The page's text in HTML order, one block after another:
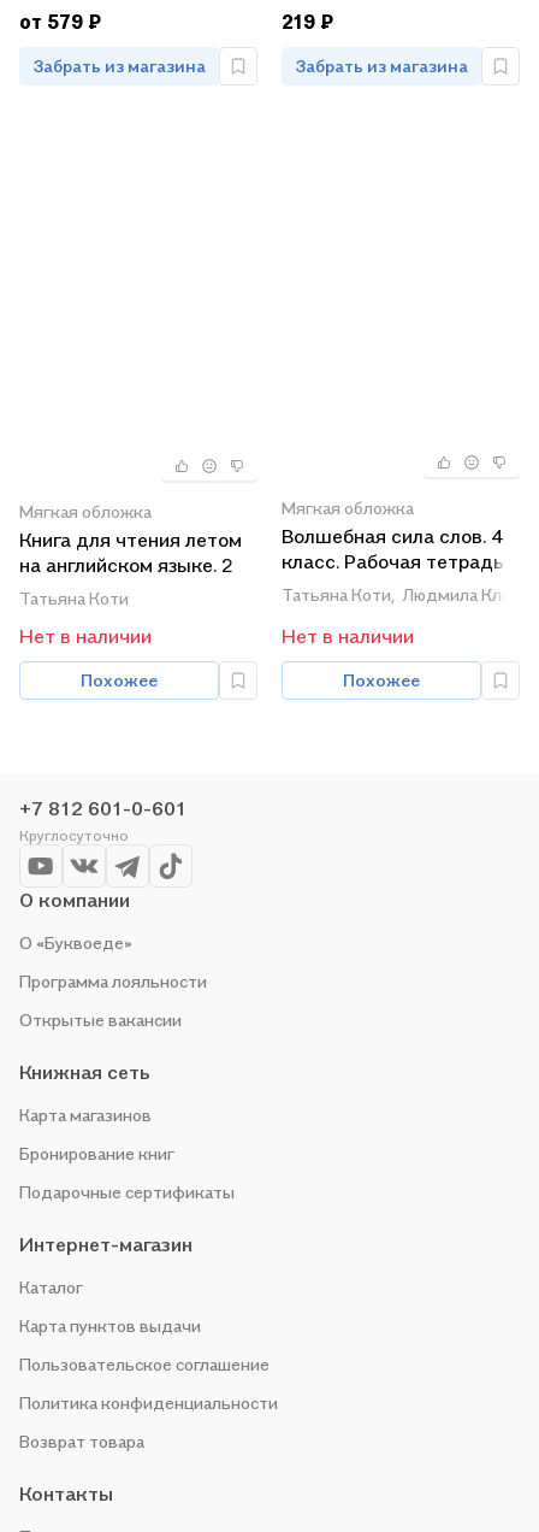
от 579 ₽
Забрать из магазина
219 ₽
Забрать из магазина
Мягкая обложка
Книга для чтения летом
на английском языке. 2
класс. Учебное пособие
общеобразовательных
организаций и школ с
углубленным изучением
Татьяна Коти
Нет в наличии
Похожее
Мягкая обложка
Волшебная сила слов. 4
класс. Рабочая тетрадь
по развитию речи.
общеобразовательных
организаций
Татьяна Коти, Людмила
Нет в наличии
Похожее
+7 812 601-0-601
Круглосуточно
О компании
О «Буквоеде»
Программа лояльности
Открытые вакансии
Книжная сеть
Карта магазинов
Бронирование книг
Подарочные сертификаты
Интернет-магазин
Каталог
Карта пунктов выдачи
Пользовательское соглашение
Политика конфиденциальности
Возврат товара
Контакты